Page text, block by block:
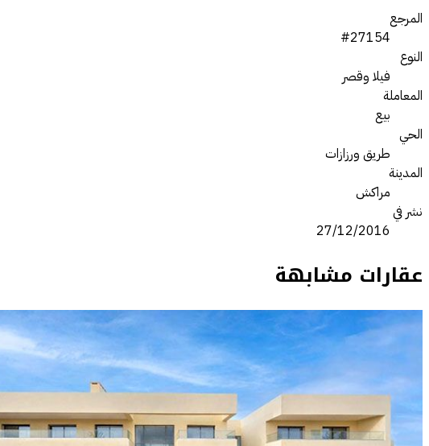
المرجع
#27154
النوع
فيلا وقصر
المعاملة
بيع
الحي
طريق ورزازات
المدينة
مراكش
نشر في
27/12/2016
عقارات مشابهة